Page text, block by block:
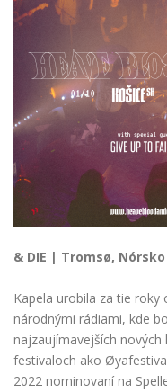
& DIE | Tromsø, Nórsko
Kapela urobila za tie
národnými rádiami, kde
najzaujímavejších nových
festivaloch ako
2022 nominovaní na